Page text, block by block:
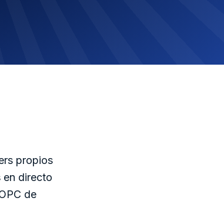
propios
en directo
de